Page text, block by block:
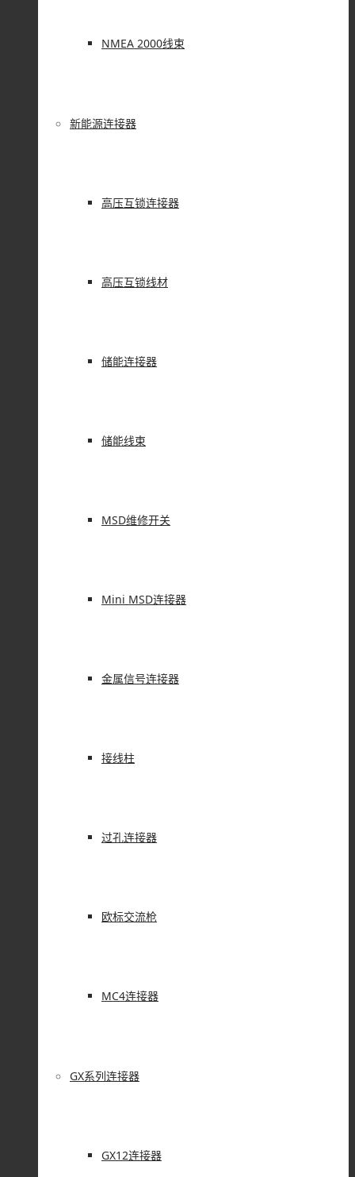
NMEA 2000线束
新能源连接器
高压互锁连接器
高压互锁线材
储能连接器
储能线束
MSD维修开关
Mini MSD连接器
金属信号连接器
接线柱
过孔连接器
欧标交流枪
MC4连接器
GX系列连接器
GX12连接器